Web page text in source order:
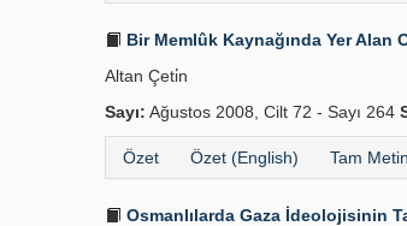
Bir Memlûk Kaynağında Yer Alan
Altan Çeti̇n
Sayı: Ağustos 2008, Cilt 72 - Sayı 264
Özet Özet (English) Tam Metin
Osmanlılarda Gaza İdeolojisinin